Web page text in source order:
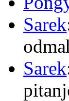
Sarek
Sarek